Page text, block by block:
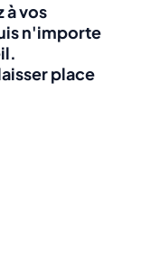
à vos
n'importe
place